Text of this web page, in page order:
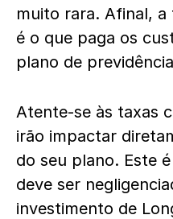
muito rara. Afinal,
é o que paga os
plano de
Atente-se às taxas
irão impactar
do seu plano. Este
deve ser
investimento de